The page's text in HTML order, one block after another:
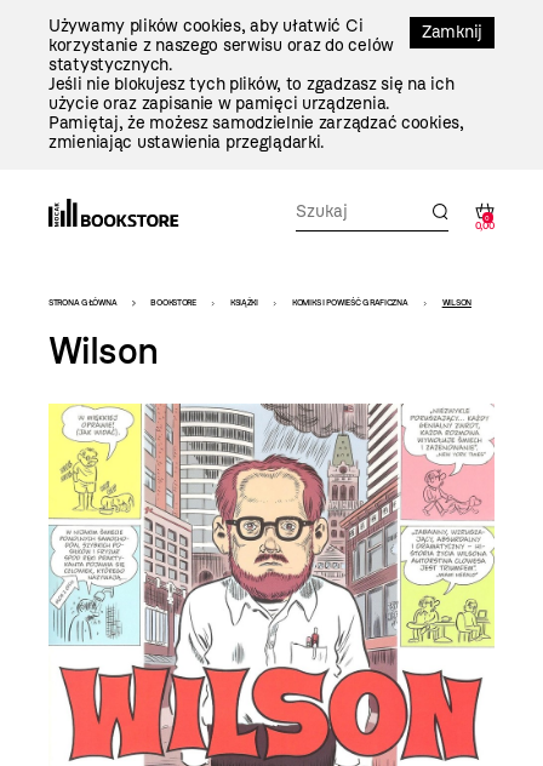
Zamknij
Używamy plików cookies, aby ułatwić Ci
korzystanie z naszego serwisu oraz do celów
statystycznych.
Jeśli nie blokujesz tych plików, to zgadzasz się na ich
użycie oraz zapisanie w pamięci urządzenia.
Pamiętaj, że możesz samodzielnie zarządzać cookies,
zmieniając ustawienia przeglądarki.
0
0,00
Bookstore
-
szablon
szczegóły
STRONA GŁÓWNA BOOKSTORE KSIĄŻKI KOMIKS I POWIEŚĆ GRAFICZNA WILSON
Wilson